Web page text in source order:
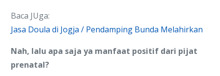
Baca JUga:
Jasa Doula di Jogja / Pendamping Bunda Melahirkan
Nah, lalu apa saja ya manfaat positif dari pijat
prenatal?